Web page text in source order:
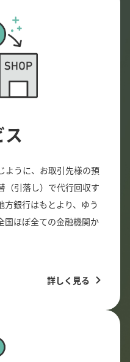
ように、お取引先様の預
（引落し）で代行回収す
方銀行はもとより、ゆう
国ほぼ全ての金融機関か
詳しく見る